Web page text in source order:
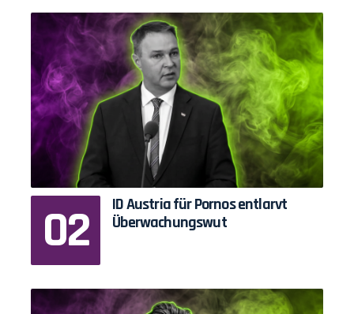
ID Austria für Pornos entlarvt
Überwachungswut